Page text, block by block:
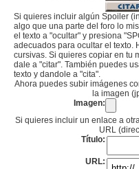
Si quieres incluir algún Spoiler
algo que una parte del foro lo
el texto a "ocultar" y presiona
adecuados para ocultar el texto.
cursivas. Si quieres copiar en tu
dale a "citar". También puedes
texto y dandole a "cita".
Ahora puedes subir imágenes
la imagen
Imagen:
Si quieres incluir un enlace a
URL
Título:
URL: